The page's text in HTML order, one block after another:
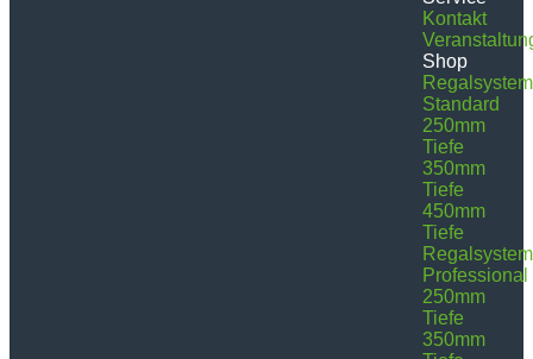
Kontakt
Shop
Standard
250mm
Tiefe
350mm
Tiefe
450mm
Tiefe
Professional
250mm
Tiefe
350mm